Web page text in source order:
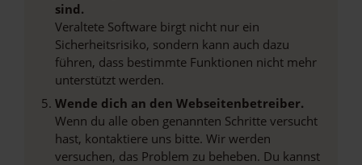
sind.
Veraltete Software birgt nicht nur ein
Sicherheitsrisiko, sondern kann auch dazu
führen, dass bestimmte Funktionen nicht mehr
unterstützt werden.
Wende dich an den Webseitenbetreiber.
Wenn du alle oben genannten Schritte versucht
hast, kontaktiere uns bitte. Wir werden
versuchen, das Problem zu beheben. Du kannst